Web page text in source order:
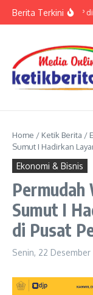
Berita TerkiniTerkait LP di
Home / Ketik Berita /
Sumut I Hadirkan
Ekonomi & Bisnis
Permudah
Sumut I
di Pusat
Senin, 22